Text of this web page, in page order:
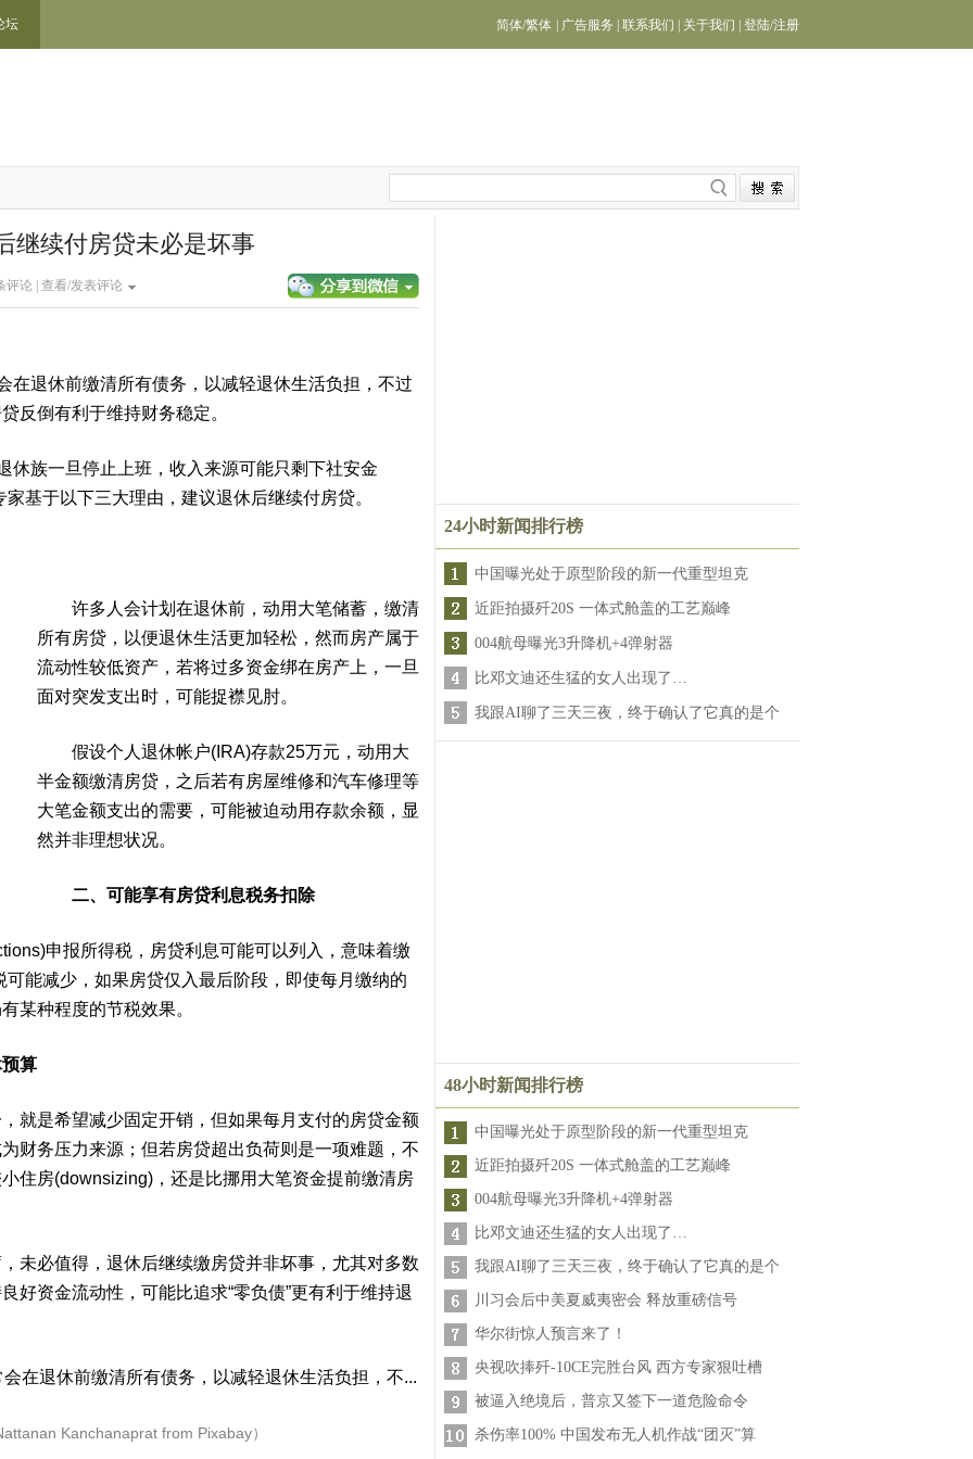
坛 简体/繁体 广告服务 联系我们 关于我们 登陆/注册
继续付房贷未必是坏事
评论 | 查看/发表评论
退休前缴清所有债务，以减轻退休生活负担，不过
反倒有利于维持财务稳定。
族一旦停止上班，收入来源可能只剩下社安金
基于以下三大理由，建议退休后继续付房贷。
许多人会计划在退休前，动用大笔储蓄，缴清
所有房贷，以便退休生活更加轻松，然而房产属于
流动性较低资产，若将过多资金绑在房产上，一旦
面对突发支出时，可能捉襟见肘。
假设个人退休帐户(IRA)存款25万元，动用大
半金额缴清房贷，之后若有房屋维修和汽车修理等
大笔金额支出的需要，可能被迫动用存款余额，显
然并非理想状况。
二、可能享有房贷利息税务扣除
申报所得税，房贷利息可能可以列入，意味着缴
能减少，如果房贷仅入最后阶段，即使每月缴纳的
某种程度的节税效果。
算
是希望减少固定开销，但如果每月支付的房贷金额
财务压力来源；但若房贷超出负荷则是一项难题，不
住房(downsizing)，还是比挪用大笔资金提前缴清房
必值得，退休后继续缴房贷并非坏事，尤其对多数
好资金流动性，可能比追求“零负债”更有利于维持退
Kanchanaprat from Pixabay）
24小时新闻排行榜
中国曝光处于原型阶段的新一代重型坦克
近距拍摄歼20S 一体式舱盖的工艺巅峰
004航母曝光3升降机+4弹射器
比邓文迪还生猛的女人出现了…
我跟AI聊了三天三夜，终于确认了它真的是个
48小时新闻排行榜
中国曝光处于原型阶段的新一代重型坦克
近距拍摄歼20S 一体式舱盖的工艺巅峰
004航母曝光3升降机+4弹射器
比邓文迪还生猛的女人出现了…
我跟AI聊了三天三夜，终于确认了它真的是个
川习会后中美夏威夷密会 释放重磅信号
华尔街惊人预言来了！
央视吹捧歼-10CE完胜台风 西方专家狠吐槽
被逼入绝境后，普京又签下一道危险命令
杀伤率100% 中国发布无人机作战“团灭”算